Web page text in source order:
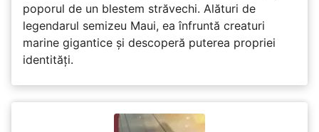
poporul de un blestem străvechi. Alături de
legendarul semizeu Maui, ea înfruntă creaturi
marine gigantice și descoperă puterea propriei
identități.